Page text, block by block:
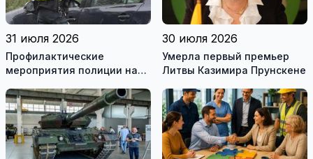
31 июля 2026
Профилактические
мероприятия полиции на
30 июля 2026
Умерла первый премьер
Литвы Казимира Прунскене